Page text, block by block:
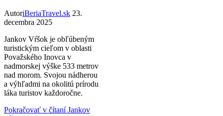
AutoriBeriaTravel.sk 23.
decembra 2025
Jankov Vŕšok je obľúbeným
turistickým cieľom v oblasti
Považského Inovca v
nadmorskej výške 533 metrov
nad morom. Svojou nádherou
a výhľadmi na okolitú prírodu
láka turistov každoročne.
Pokračovať v čítaníJankov